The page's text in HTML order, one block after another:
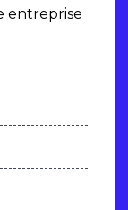
entreprise